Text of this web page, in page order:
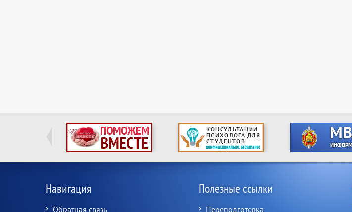
Навигация
Обратная связь
Полезные ссылки
Переподготовка